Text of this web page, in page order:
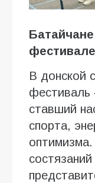
В донской
фестиваль
ставший
спорта,
оптимизма.